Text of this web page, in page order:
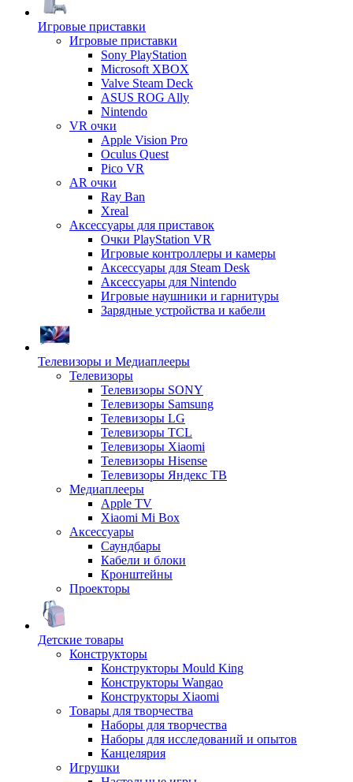
Игровые приставки
Игровые приставки
Sony PlayStation
Microsoft XBOX
Valve Steam Deck
ASUS ROG Ally
Nintendo
VR очки
Apple Vision Pro
Oculus Quest
Pico VR
AR очки
Ray Ban
Xreal
Аксессуары для приставок
Очки PlayStation VR
Игровые контроллеры и камеры
Аксессуары для Steam Desk
Аксессуары для Nintendo
Игровые наушники и гарнитуры
Зарядные устройства и кабели
Телевизоры и Медиаплееры
Телевизоры
Телевизоры SONY
Телевизоры Samsung
Телевизоры LG
Телевизоры TCL
Телевизоры Xiaomi
Телевизоры Hisense
Телевизоры Яндекс ТВ
Медиаплееры
Apple TV
Xiaomi Mi Box
Аксессуары
Саундбары
Кабели и блоки
Кронштейны
Проекторы
Детские товары
Конструкторы
Конструкторы Mould King
Конструкторы Wangao
Конструкторы Xiaomi
Товары для творчества
Наборы для творчества
Наборы для исследований и опытов
Канцелярия
Игрушки